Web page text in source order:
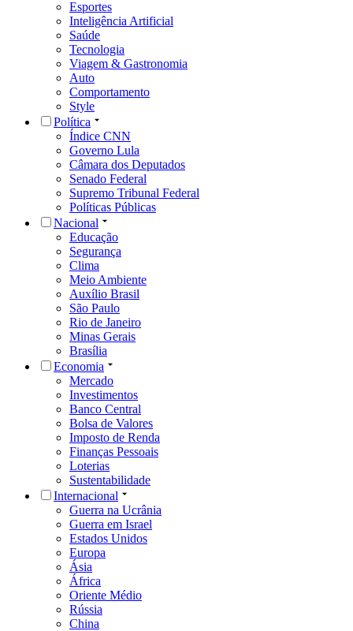
Esportes
Inteligência Artificial
Saúde
Tecnologia
Viagem & Gastronomia
Auto
Comportamento
Style
Política
Índice CNN
Governo Lula
Câmara dos Deputados
Senado Federal
Supremo Tribunal Federal
Políticas Públicas
Nacional
Educação
Segurança
Clima
Meio Ambiente
Auxílio Brasil
São Paulo
Rio de Janeiro
Minas Gerais
Brasília
Economia
Mercado
Investimentos
Banco Central
Bolsa de Valores
Imposto de Renda
Finanças Pessoais
Loterias
Sustentabilidade
Internacional
Guerra na Ucrânia
Guerra em Israel
Estados Unidos
Europa
Ásia
África
Oriente Médio
Rússia
China